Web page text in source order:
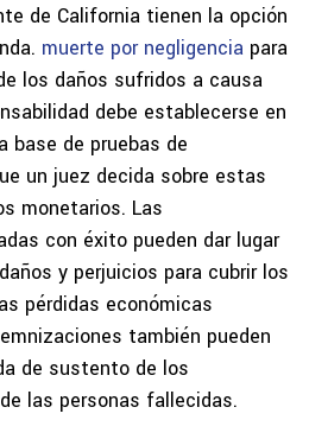
de California tienen la opción
muerte por negligencia para
los daños sufridos a causa
debe establecerse en
base de pruebas de
un juez decida sobre estas
monetarios. Las
con éxito pueden dar lugar
y perjuicios para cubrir los
pérdidas económicas
también pueden
de sustento de los
las personas fallecidas.